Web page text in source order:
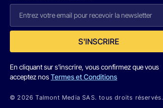
S'INSCRIRE
En cliquant sur s'inscrire, vous confirmez que vous
acceptez nosTermes et Conditions
© 2026 Talmont Media SAS. tous droits réservés.